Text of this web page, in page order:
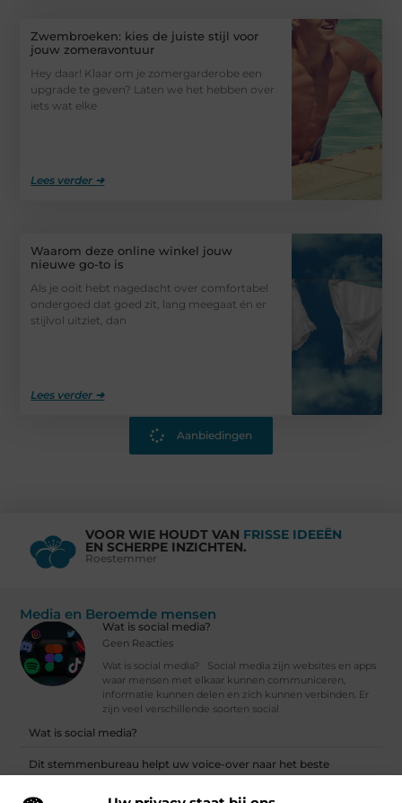
Zwembroeken: kies de juiste stijl voor
jouw zomeravontuur
Hey daar! Klaar om je zomergarderobe een
upgrade te geven? Laten we het hebben over
iets wat elke
Lees verder ➜
Waarom deze online winkel jouw
nieuwe go-to is
Als je ooit hebt nagedacht over comfortabel
ondergoed dat goed zit, lang meegaat én er
stijlvol uitziet, dan
Lees verder ➜
Aanbiedingen
VOOR WIE HOUDT VAN FRISSE IDEEËN
EN SCHERPE INZICHTEN.
Roestemmer
Media en Beroemde mensen
Wat is social media?
Geen Reacties
Wat is social media? Social media zijn websites en apps
waar mensen met elkaar kunnen communiceren,
informatie kunnen delen en zich kunnen verbinden. Er
zijn veel verschillende soorten social
Wat is social media?
Dit stemmenbureau helpt uw voice-over naar het beste